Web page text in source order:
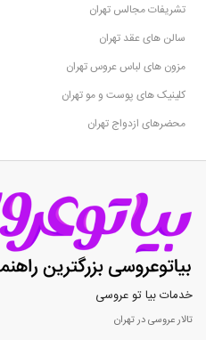
تشریفات مجالس تهران
سالن های عقد تهران
مزون های لباس عروس تهران
کلینیک های پوست و مو تهران
محضرهای ازدواج تهران
خدمات بیا تو عروسی
تالار عروسی در تهران